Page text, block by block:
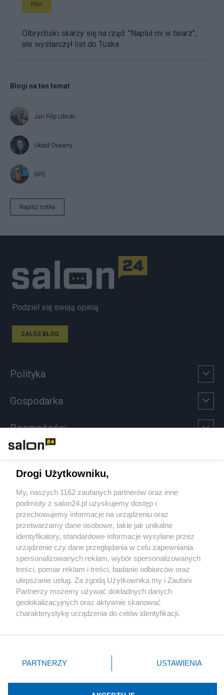
Film
Olbrychski skarży się na rząd. "Napluł mi w twarz",
ale wystarczył list do Tuska
Blogi na ten temat
Jan Filip Libicki
Układ Otwarty
GPS
Napisz notkę
Podziel się swoją opinią
ZAŁÓŻ BLOG
Polityka
Gospodarka
Rozmaitości
Sport
Społeczeństwo
Kultura
X Facebook Instagram Youtube
Drogi Użytkowniku,
My, naszych 1162 zaufanych partnerów oraz inne
podmioty z salon24.pl uzyskujemy dostęp i
przechowujemy informacje na urządzeniu oraz
przetwarzamy dane osobowe, takie jak unikalne
identyfikatory, standardowe informacje wysyłane przez
urządzenie czy dane przeglądania w celu zapewniania
spersonalizowanych reklam, wybór spersonalizowanych
treści, pomiar reklam i treści, badanie odbiorców oraz
ulepszanie usług. Za zgodą Użytkownika my i Zaufani
Partnerzy możemy używać dokładnych danych
geolokalizacyjnych oraz aktywnie skanować
charakterystykę urządzenia do celów identyfikacji.
zmienić/wycofać klikając przycisk ustawień prywatności
znajdujący się w lewym dolnym rogu strony
rodzaje przetwarzania danych nie wymagają zgody
użytkownika, ale masz prawo sprzeciwić się takiemu
PARTNERZY USTAWIENIA